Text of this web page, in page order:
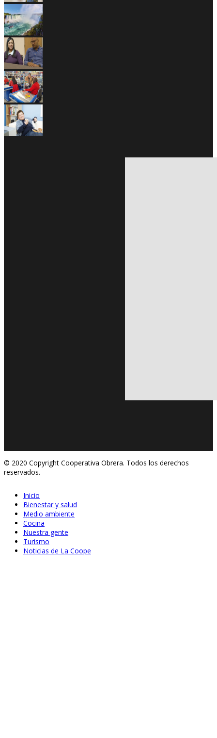
© 2020 Copyright Cooperativa Obrera. Todos los derechos
reservados.
Inicio
Bienestar y salud
Medio ambiente
Cocina
Nuestra gente
Turismo
Noticias de La Coope